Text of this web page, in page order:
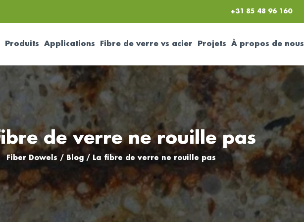
+31 85 48 96 160
Produits Applications Fibre de verre vs acier Projets À propos de nous
de verre ne rouille pas
Fiber Dowels / Blog/ La fibre de verre ne rouille pas